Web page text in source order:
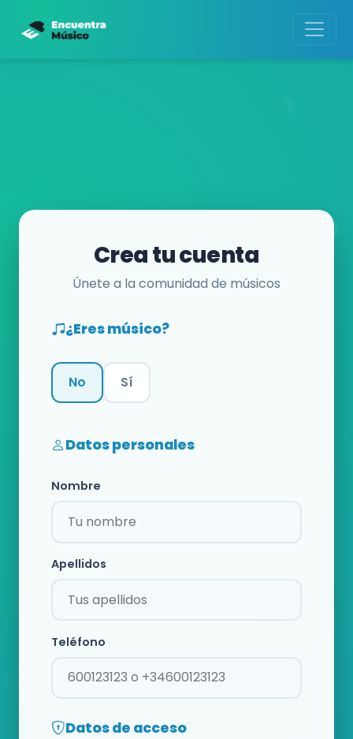
Crea tu cuenta
Únete a la comunidad de músicos
¿Eres músico?
No Sí
Datos personales
Nombre
Apellidos
Teléfono
Datos de acceso